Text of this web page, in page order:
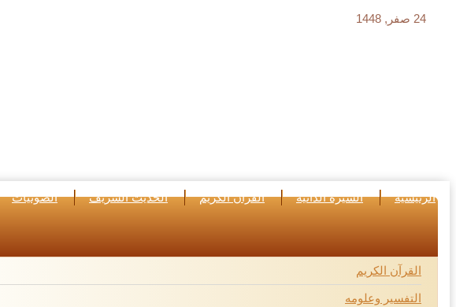
24 صفر, 1448
الرئيسية السيرة الذاتية القرآن الكريم الحديث الشريف الصوتيات
القرآن الكريم
التفسير وعلومه